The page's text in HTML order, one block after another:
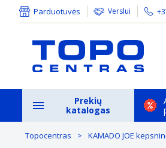
Parduotuvės Verslui
Prekių
katalogas
Topocentras KAMADO JOE